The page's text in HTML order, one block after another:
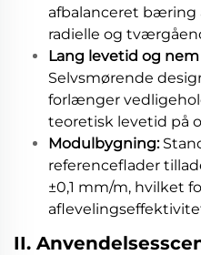
afbalanceret bæring
radielle og
Lang levetid og
Selvsmørende
forlænger
teoretisk levetid på
Modulbygning:
referenceflader
±0,1 mm/m, hvilket
II.